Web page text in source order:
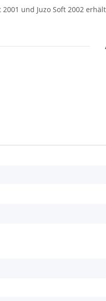
und Juzo Soft 2002